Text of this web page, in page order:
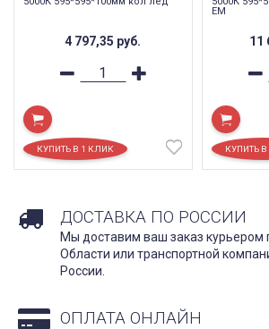
4 797,35 руб.
EM
11
ДОСТАВКА ПО РОССИИ
Мы доставим ваш заказ курьером
Области или транспортной
России.
ОПЛАТА ОНЛАЙН